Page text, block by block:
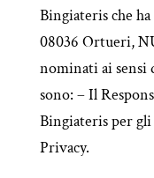
Bingiateris che
08036 Ortueri,
nominati ai sensi
sono: – Il
Bingiateris per
Privacy.